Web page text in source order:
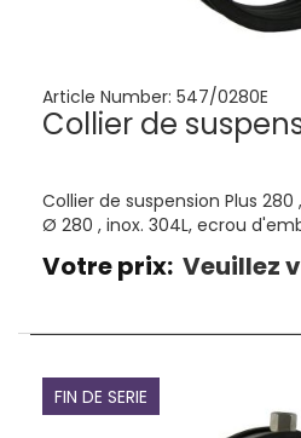
Article Number: 547/0280E
Collier de
Collier de suspension Plus
Ø 280 , inox. 304L, ecrou
Votre prix: Veuillez
FIN DE SERIE